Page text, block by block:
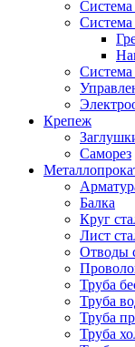
Система
Система
Крепеж
Саморез
Балка
Круг
Лист
Отводы
Труба
Труба
Труба
Труба